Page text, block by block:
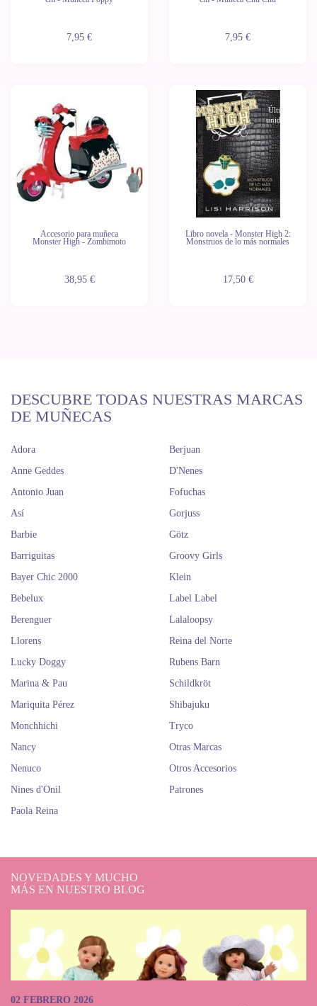
7,95 € 7,95 €
Accesorio para muñeca
Monster High - Zombimoto
38,95 €
Últimas
unidades
Libro novela - Monster High 2:
Monstruos de lo más normales
17,50 €
DESCUBRE TODAS NUESTRAS MARCAS
DE MUÑECAS
Adora
Anne Geddes
Antonio Juan
Así
Barbie
Barriguitas
Bayer Chic 2000
Bebelux
Berenguer
Berjuan
D'Nenes
Fofuchas
Gorjuss
Götz
Groovy Girls
Klein
Label Label
Lalaloopsy
Llorens
Lucky Doggy
Marina & Pau
Mariquita Pérez
Monchhichi
Nancy
Nenuco
Nines d'Onil
Paola Reina
Reina del Norte
Rubens Barn
Schildkröt
Shibajuku
Tryco
Otras Marcas
Otros Accesorios
Patrones
NOVEDADES Y MUCHO
MÁS EN NUESTRO BLOG
02 FEBRERO 2026